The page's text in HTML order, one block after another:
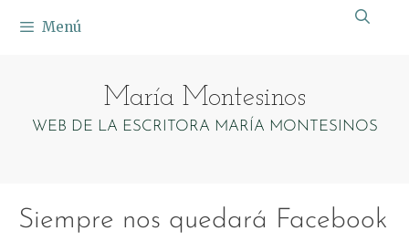
Menú
María Montesinos
WEB DE LA ESCRITORA MARÍA MONTESINOS
Siempre nos quedará Facebook